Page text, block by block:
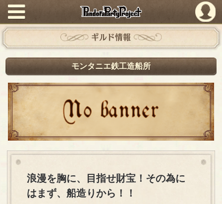
PandoraPartyProject
ギルド情報
モンタニエ鉄工造船所
浪漫を胸に、目指せ財宝！その為に
はまず、船造りから！！